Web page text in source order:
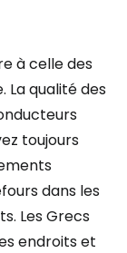
à celle des
La qualité des
toujours
dans les
Les Grecs
endroits et